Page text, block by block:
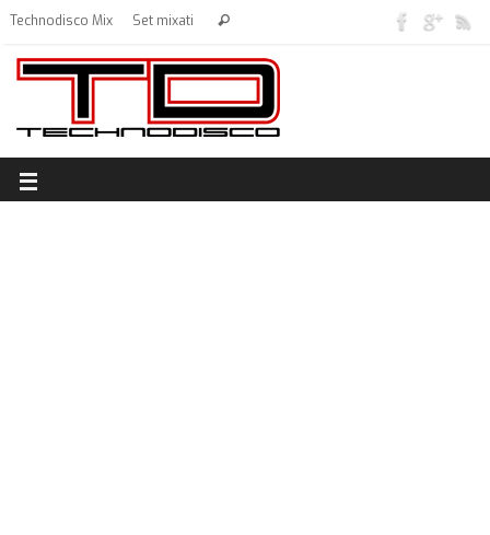
Technodisco Mix Set mixati